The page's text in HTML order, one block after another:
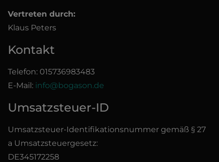
Vertreten durch:
Klaus Peters
Kontakt
Telefon: 015736983483
E-Mail: info@bogason.de
Umsatzsteuer-ID
Umsatzsteuer-Identifikationsnummer gemäß § 27
a Umsatzsteuergesetz:
DE345172258